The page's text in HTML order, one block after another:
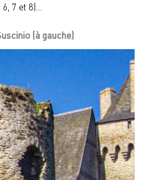
7 et 8)…
(à gauche)